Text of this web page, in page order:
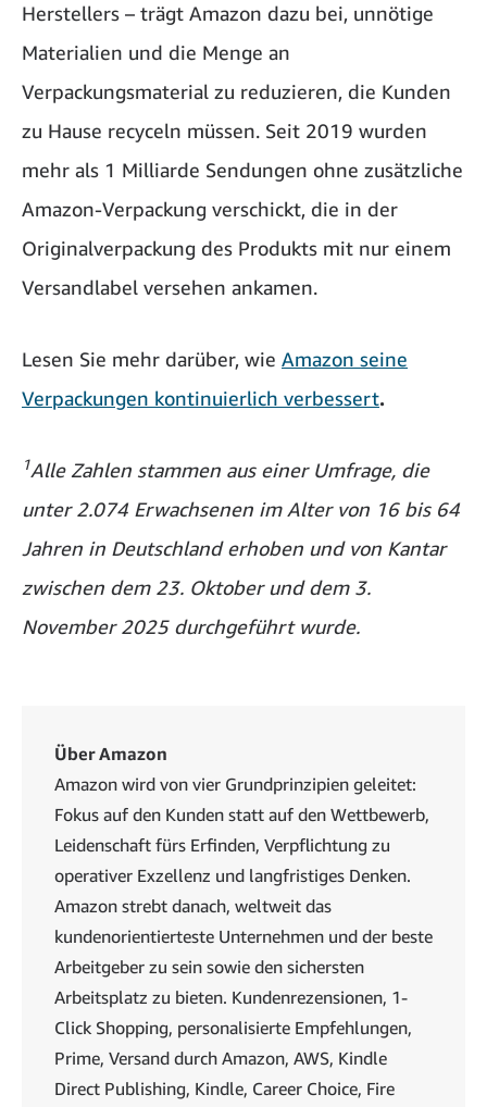
Herstellers – trägt Amazon dazu bei, unnötige
Materialien und die Menge an
Verpackungsmaterial zu reduzieren, die Kunden
zu Hause recyceln müssen. Seit 2019 wurden
mehr als 1 Milliarde Sendungen ohne zusätzliche
Amazon-Verpackung verschickt, die in der
Originalverpackung des Produkts mit nur einem
Versandlabel versehen ankamen.
Lesen Sie mehr darüber, wie Amazon seine
Verpackungen kontinuierlich verbessert.
1Alle Zahlen stammen aus einer Umfrage, die
unter 2.074 Erwachsenen im Alter von 16 bis 64
Jahren in Deutschland erhoben und von Kantar
zwischen dem 23. Oktober und dem 3.
November 2025 durchgeführt wurde.
Über Amazon
Amazon wird von vier Grundprinzipien geleitet:
Fokus auf den Kunden statt auf den Wettbewerb,
Leidenschaft fürs Erfinden, Verpflichtung zu
operativer Exzellenz und langfristiges Denken.
Amazon strebt danach, weltweit das
kundenorientierteste Unternehmen und der beste
Arbeitgeber zu sein sowie den sichersten
Arbeitsplatz zu bieten. Kundenrezensionen, 1-
Click Shopping, personalisierte Empfehlungen,
Prime, Versand durch Amazon, AWS, Kindle
Direct Publishing, Kindle, Career Choice, Fire